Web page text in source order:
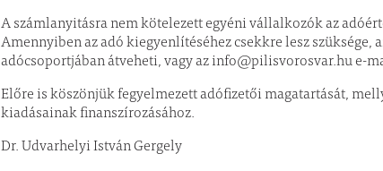
A számlanyitásra nem kötelezett egyéni vállalkozók az
Amennyiben az adó kiegyenlítéséhez csekkre lesz szüksége,
adócsoportjában átveheti, vagy az info@pilisvorosvar.hu e-
Előre is köszönjük fegyelmezett adófizetői magatartását,
kiadásainak finanszírozásához.
Dr. Udvarhelyi István Gergely